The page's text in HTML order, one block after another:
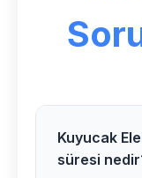
Kuyucak
süresi